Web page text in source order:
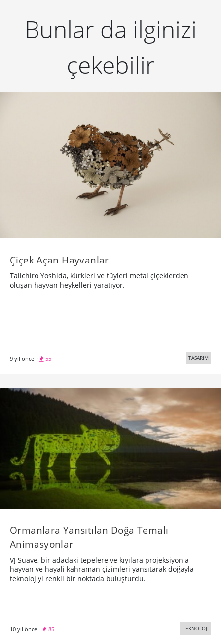
Bunlar da ilginizi
çekebilir
Çiçek Açan Hayvanlar
Taiichiro Yoshida, kürkleri ve tüyleri metal çiçeklerden
oluşan hayvan heykelleri yaratıyor.
9 yıl önce · 55 TASARIM
Ormanlara Yansıtılan Doğa Temalı
Animasyonlar
VJ Suave, bir adadaki tepelere ve kıyılara projeksiyonla
hayvan ve hayali kahraman çizimleri yansıtarak doğayla
teknolojiyi renkli bir noktada buluşturdu.
10 yıl önce · 85 TEKNOLOJİ